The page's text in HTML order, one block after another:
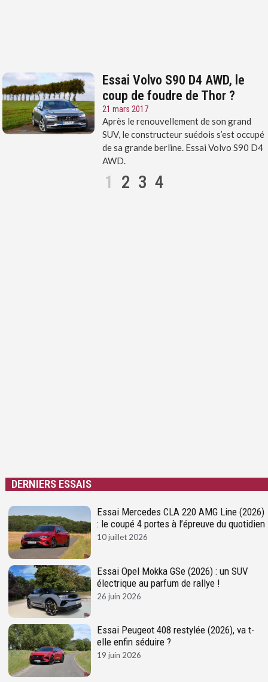
Essai Volvo S90 D4 AWD, le
coup de foudre de Thor ?
21 mars 2017
Après le renouvellement de son grand
SUV, le constructeur suédois s’est occupé
de sa grande berline. Essai Volvo S90 D4
AWD.
1 2 3 4
DERNIERS ESSAIS
Essai Mercedes CLA 220 AMG Line (2026)
: le coupé 4 portes à l’épreuve du quotidien
10 juillet 2026
Essai Opel Mokka GSe (2026) : un SUV
électrique au parfum de rallye !
26 juin 2026
Essai Peugeot 408 restylée (2026), va t-
elle enfin séduire ?
19 juin 2026